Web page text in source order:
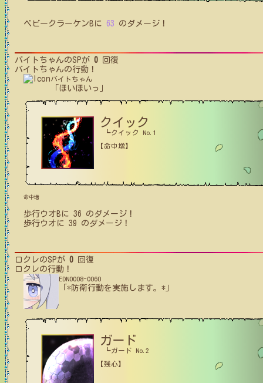
ベビークラーケンB に 63 のダメージ！
バイトちゃんのSPが 0 回復
バイトちゃんの行動！
バイトちゃん
「ほいほいっ」
クイック
┗クイック No.1
【命中増】
命中増
歩行ウオB に 36 のダメージ！
歩行ウオ に 39 のダメージ！
ロクレのSPが 0 回復
ロクレの行動！
EDN0008-0060
「*防衛行動を実施します。*」
ガード
┗ガード No.2
【残心】